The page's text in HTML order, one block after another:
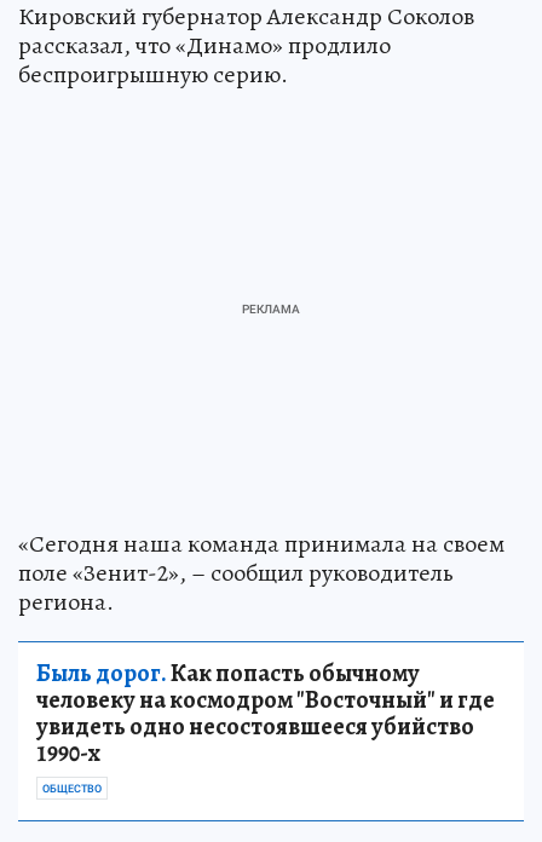
Кировский губернатор Александр Соколов
рассказал, что «Динамо» продлило
беспроигрышную серию.
«Сегодня наша команда принимала на своем
поле «Зенит-2», – сообщил руководитель
региона.
Быль дорог.Как попасть обычному
человеку на космодром "Восточный" и где
увидеть одно несостоявшееся убийство
1990-х
ОБЩЕСТВО